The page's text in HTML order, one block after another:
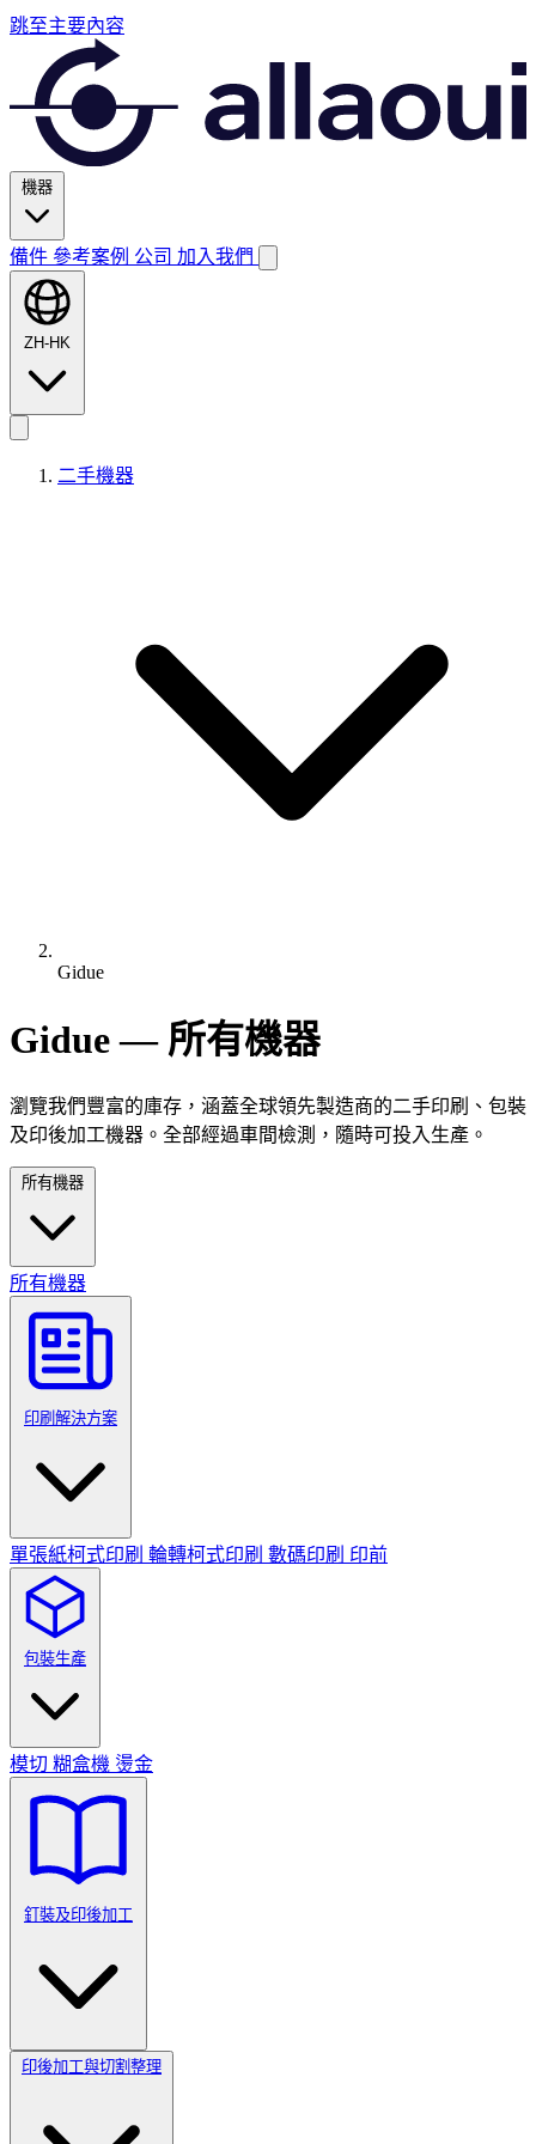
跳至主要內容
機器
備件 參考案例 公司 加入我們
ZH-HK
二手機器
Gidue
Gidue — 所有機器
瀏覽我們豐富的庫存，涵蓋全球領先製造商的二手印刷、包裝
及印後加工機器。全部經過車間檢測，隨時可投入生產。
所有機器
所有機器
印刷解決方案
單張紙柯式印刷 輪轉柯式印刷 數碼印刷 印前
包裝生產
模切 糊盒機 燙金
釘裝及印後加工
印後加工與切割整理